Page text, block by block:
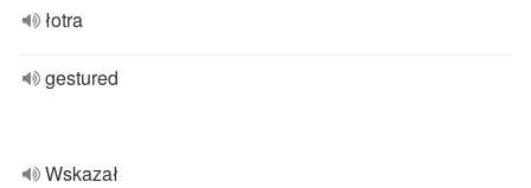
łotra
gestured
Wskazał